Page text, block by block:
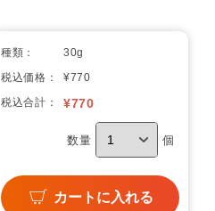
種類：
30g
税込価格：
¥770
税込合計：
¥770
数量 個
カートに入れる